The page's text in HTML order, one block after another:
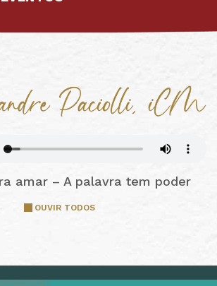
amar – A palavra tem poder
OUVIR TODOS